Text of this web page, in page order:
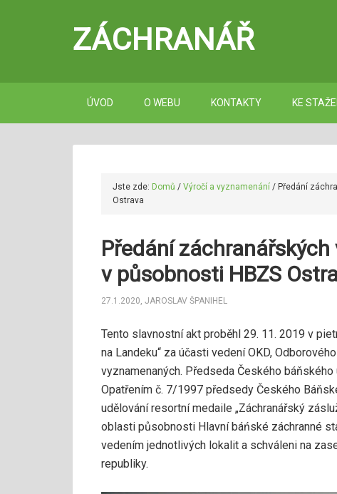
ZÁCHRANÁŘ
ÚVOD O WEBU KONTAKTY KE
Jste zde: Domů / Výročí a vyznamenání / Předání
Ostrava
Předání
v působnosti HBZS
27.1.2020, JAROSLAV ŠPANIHEL
Tento slavnostní akt proběhl 29. 11. 2019 v
na Landeku“ za účasti vedení OKD,
vyznamenaných. Předseda Českého
Opatřením č. 7/1997 předsedy Českého
udělování resortní medaile „Záchranářský
oblasti působnosti Hlavní báńské záchranné
vedením jednotlivých lokalit a schváleni na
republiky.